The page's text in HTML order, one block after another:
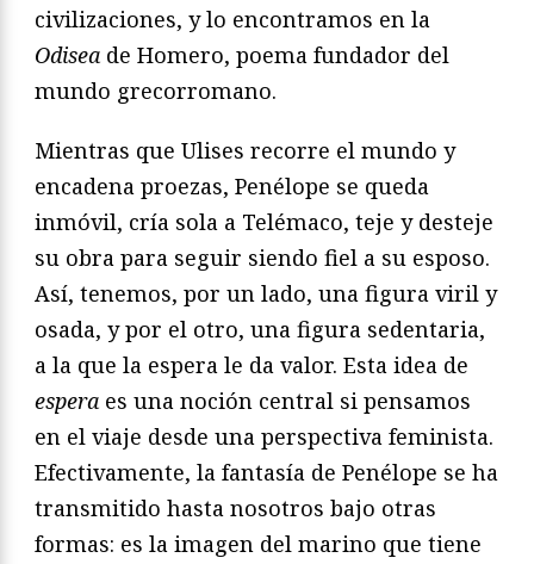
civilizaciones, y lo encontramos en la
Odisea de Homero, poema fundador del
mundo grecorromano.
Mientras que Ulises recorre el mundo y
encadena proezas, Penélope se queda
inmóvil, cría sola a Telémaco, teje y desteje
su obra para seguir siendo fiel a su esposo.
Así, tenemos, por un lado, una figura viril y
osada, y por el otro, una figura sedentaria,
a la que la espera le da valor. Esta idea de
espera es una noción central si pensamos
en el viaje desde una perspectiva feminista.
Efectivamente, la fantasía de Penélope se ha
transmitido hasta nosotros bajo otras
formas: es la imagen del marino que tiene